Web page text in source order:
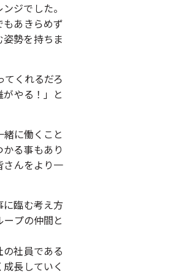
ジでした。
あきらめず
勢を持ちま
くれるだろ
やる！」と
に働くこと
る事もあり
さんをより一
に臨む考え方
プの仲間と
社員である
長していく